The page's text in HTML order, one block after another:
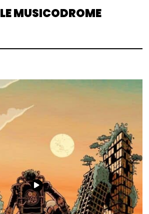
LE MUSICODROME